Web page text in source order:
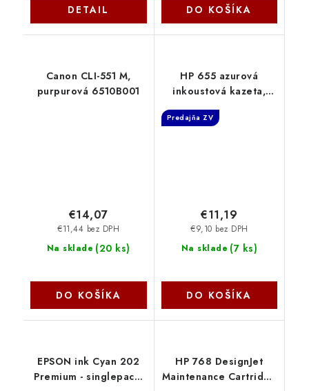
DETAIL DO KOŠÍKA
Canon CLI-551 M,
purpurová 6510B001
Na sklade (20 ks)
€11,44 bez DPH
€14,07
DO KOŠÍKA
HP 655 azurová
inkoustová kazeta,
CZ110AE
Predajňa ZV
Na sklade (7 ks)
€9,10 bez DPH
€11,19
DO KOŠÍKA
EPSON ink Cyan 202
Premium - singlepack,
HP 768 DesignJet
Maintenance Cartridge